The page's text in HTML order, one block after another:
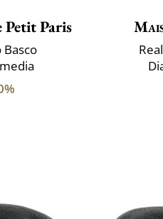
Petit Paris